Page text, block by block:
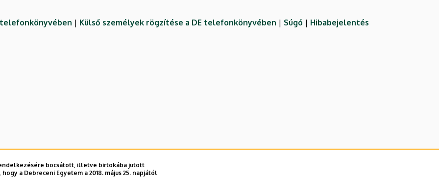
| Külső személyek rögzítése a DE telefonkönyvében | Súgó | Hibabejelentés
bocsátott, illetve birtokába jutott
a Debreceni Egyetem a 2018. május 25. napjától